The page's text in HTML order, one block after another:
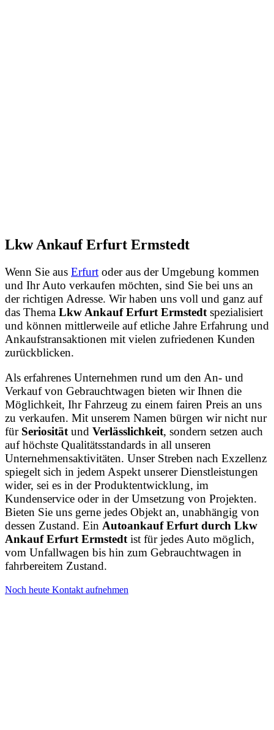
Lkw Ankauf Erfurt Ermstedt
Wenn Sie aus Erfurt oder aus der Umgebung kommen
und Ihr Auto verkaufen möchten, sind Sie bei uns an
der richtigen Adresse. Wir haben uns voll und ganz auf
das Thema Lkw Ankauf Erfurt Ermstedt spezialisiert
und können mittlerweile auf etliche Jahre Erfahrung und
Ankaufstransaktionen mit vielen zufriedenen Kunden
zurückblicken.
Als erfahrenes Unternehmen rund um den An- und
Verkauf von Gebrauchtwagen bieten wir Ihnen die
Möglichkeit, Ihr Fahrzeug zu einem fairen Preis an uns
zu verkaufen. Mit unserem Namen bürgen wir nicht nur
für Seriosität und Verlässlichkeit, sondern setzen auch
auf höchste Qualitätsstandards in all unseren
Unternehmensaktivitäten. Unser Streben nach Exzellenz
spiegelt sich in jedem Aspekt unserer Dienstleistungen
wider, sei es in der Produktentwicklung, im
Kundenservice oder in der Umsetzung von Projekten.
Bieten Sie uns gerne jedes Objekt an, unabhängig von
dessen Zustand. Ein Autoankauf Erfurt durch Lkw
Ankauf Erfurt Ermstedt ist für jedes Auto möglich,
vom Unfallwagen bis hin zum Gebrauchtwagen in
fahrbereitem Zustand.
Noch heute Kontakt aufnehmen